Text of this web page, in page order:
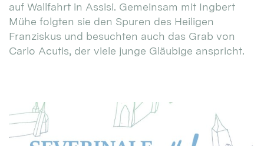
auf Wallfahrt in Assisi. Gemeinsam mit Ingbert
Mühe folgten sie den Spuren des Heiligen
Franziskus und besuchten auch das Grab von
Carlo Acutis, der viele junge Gläubige anspricht.